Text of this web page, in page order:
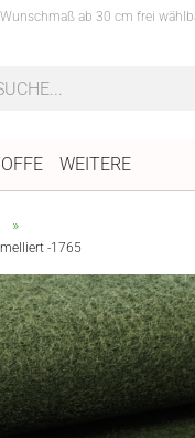
Wunschmaß ab 30 cm frei
WEITERE
»
-1765